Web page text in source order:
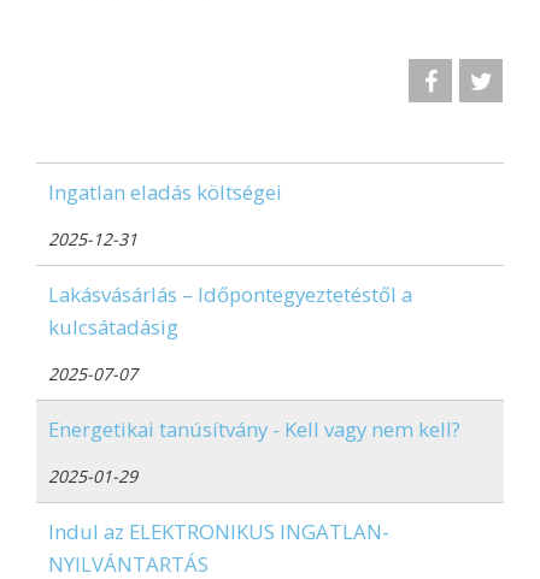
Ingatlan eladás költségei
2025-12-31
Lakásvásárlás – Időpontegyeztetéstől a
kulcsátadásig
2025-07-07
Energetikai tanúsítvány - Kell vagy nem kell?
2025-01-29
Indul az ELEKTRONIKUS INGATLAN-
NYILVÁNTARTÁS